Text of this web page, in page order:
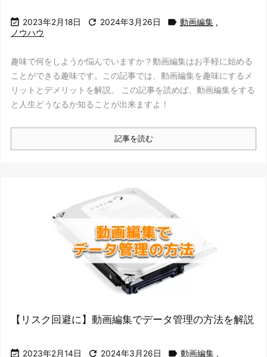
 2023年2月18日  2024年3月26日  動画編集 ,
ノウハウ
趣味で何をしようか悩んでいますか？動画編集はお手軽に始める
ことができる趣味です。この記事では、動画編集を趣味にするメ
リットとデメリットを解説。 この記事を読めば、動画編集をする
と人生どうなるか知ることが出来ますよ！
記事を読む
【リスク回避に】動画編集でデータ管理の方法を解説
 2023年2月14日  2024年3月26日  動画編集 ,